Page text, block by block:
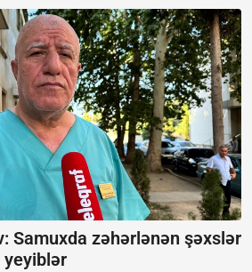
Samuxda zəhərlənən şəxslər
yeyiblər